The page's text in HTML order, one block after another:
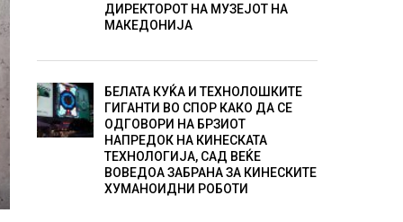
ДИРЕКТОРОТ НА МУЗЕЈОТ НА
МАКЕДОНИЈА
БЕЛАТА КУЌА И ТЕХНОЛОШКИТЕ
ГИГАНТИ ВО СПОР КАКО ДА СЕ
ОДГОВОРИ НА БРЗИОТ
НАПРЕДОК НА КИНЕСКАТА
ТЕХНОЛОГИЈА, САД ВЕЌЕ
ВОВЕДОА ЗАБРАНА ЗА КИНЕСКИТЕ
ХУМАНОИДНИ РОБОТИ